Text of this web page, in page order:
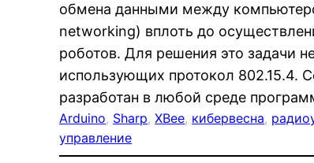
обмена данными между
networking) вплоть до
роботов. Для решения это задачи
использующих протокол 802.15.4.
разработан в любой среде
Arduino, Sharp, XBee, кибервесна,
управление